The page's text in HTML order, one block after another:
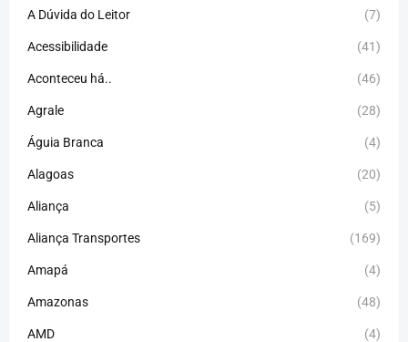
A Dúvida do Leitor (7)
Acessibilidade (41)
Aconteceu há.. (46)
Agrale (28)
Águia Branca (4)
Alagoas (20)
Aliança (5)
Aliança Transportes (169)
Amapá (4)
Amazonas (48)
AMD (4)